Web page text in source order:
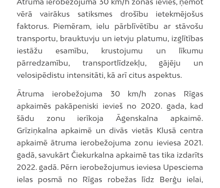
vērā vairākus satiksmes drošību ietekmējošus
faktorus. Piemēram, ielu pārblīvētību ar stāvošu
transportu, brauktuvju un ietvju platumu, izglītības
iestāžu esamību, krustojumu un līkumu
pārredzamību, transportlīdzekļu, gājēju un
velosipēdistu intensitāti, kā arī citus aspektus.
Ātruma ierobežojuma 30 km/h zonas Rīgas
apkaimēs pakāpeniski ievieš no 2020. gada, kad
šādu zonu ierīkoja Āgenskalna apkaimē.
Grīziņkalna apkaimē un divās vietās Klusā centra
apkaimē ātruma ierobežojuma zonu ieviesa 2021.
gadā, savukārt Čiekurkalna apkaimē tas tika izdarīts
2022. gadā. Pērn ierobežojumus ieviesa Upesciema
ielas posmā no Rīgas robežas līdz Berģu ielai,